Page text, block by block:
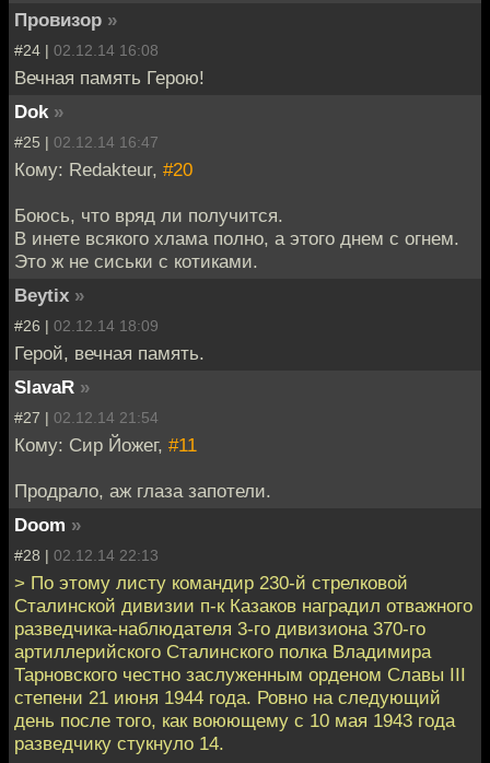
Провизор »
#24 | 02.12.14 16:08
Вечная память Герою!
Dok »
#25 | 02.12.14 16:47
Кому: Redakteur, #20
Боюсь, что вряд ли получится.
В инете всякого хлама полно, а этого днем с огнем.
Это ж не сиськи с котиками.
Beytix »
#26 | 02.12.14 18:09
Герой, вечная память.
SlavaR »
#27 | 02.12.14 21:54
Кому: Сир Йожег, #11
Продрало, аж глаза запотели.
Doom »
#28 | 02.12.14 22:13
> По этому листу командир 230-й стрелковой
Сталинской дивизии п-к Казаков наградил отважного
разведчика-наблюдателя 3-го дивизиона 370-го
артиллерийского Сталинского полка Владимира
Тарновского честно заслуженным орденом Славы III
степени 21 июня 1944 года. Ровно на следующий
день после того, как воюющему с 10 мая 1943 года
разведчику стукнуло 14.